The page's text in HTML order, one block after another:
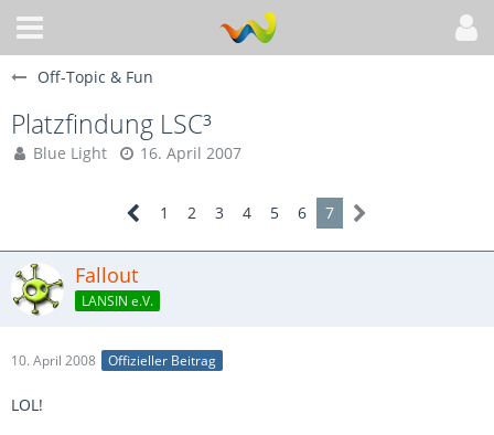
Off-Topic & Fun
Platzfindung LSC³
Blue Light 16. April 2007
1 2 3 4 5 6 7
Fallout
LANSIN e.V.
10. April 2008 Offizieller Beitrag
LOL!